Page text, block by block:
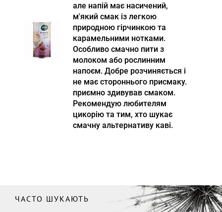
але напій має насичений,
м'який смак із легкою
природною гірчинкою та
карамельними нотками.
Особливо смачно пити з
молоком або рослинним
напоєм. Добре розчиняється і
не має стороннього присмаку.
приємно здивував смаком.
Рекомендую любителям
цикорію та тим, хто шукає
смачну альтернативу каві.
ЧАСТО ШУКАЮТЬ